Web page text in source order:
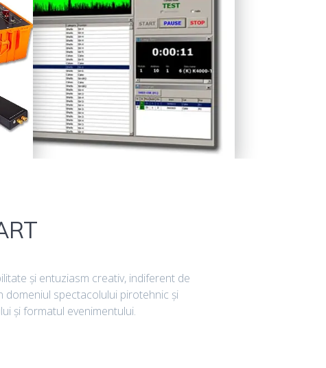
şi entuziasm creativ, indiferent de
domeniul spectacolului pirotehnic şi
şi formatul evenimentului.